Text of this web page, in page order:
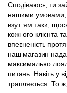
Сподіваюсь, ти
нашими умовами,
взуттям таки,
кожного клієнта
впевненість
наш магазин
максимально
питань. Навіть у
трапляється. То